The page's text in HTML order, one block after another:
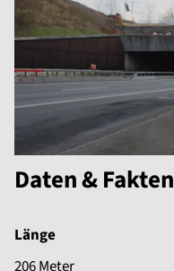
Daten & Fakten
Länge